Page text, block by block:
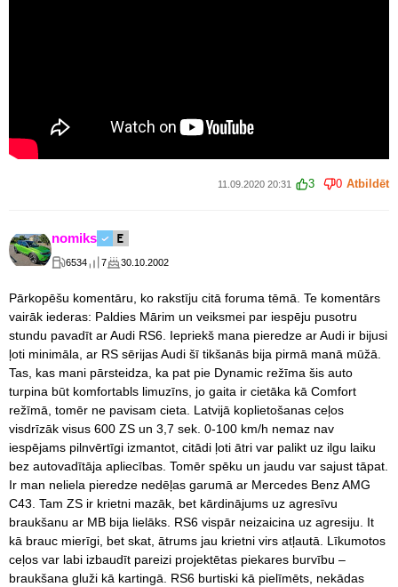
11.09.2020 20:31 3 0 Atbildēt
nomiks
6534 7 30.10.2002
Pārkopēšu komentāru, ko rakstīju citā foruma tēmā. Te komentārs
vairāk iederas: Paldies Mārim un veiksmei par iespēju pusotru
stundu pavadīt ar Audi RS6. Iepriekš mana pieredze ar Audi ir bijusi
ļoti minimāla, ar RS sērijas Audi šī tikšanās bija pirmā manā mūžā.
Tas, kas mani pārsteidza, ka pat pie Dynamic režīma šis auto
turpina būt komfortabls limuzīns, jo gaita ir cietāka kā Comfort
režīmā, tomēr ne pavisam cieta. Latvijā koplietošanas ceļos
visdrīzāk visus 600 ZS un 3,7 sek. 0-100 km/h nemaz nav
iespējams pilnvērtīgi izmantot, citādi ļoti ātri var palikt uz ilgu laiku
bez autovadītāja apliecības. Tomēr spēku un jaudu var sajust tāpat.
Ir man neliela pieredze nedēļas garumā ar Mercedes Benz AMG
C43. Tam ZS ir krietni mazāk, bet kārdinājums uz agresīvu
braukšanu ar MB bija lielāks. RS6 vispār neizaicina uz agresiju. It
kā brauc mierīgi, bet skat, ātrums jau krietni virs atļautā. Līkumotos
ceļos var labi izbaudīt pareizi projektētas piekares burvību –
braukšana gluži kā kartingā. RS6 burtiski kā pielīmēts, nekādas